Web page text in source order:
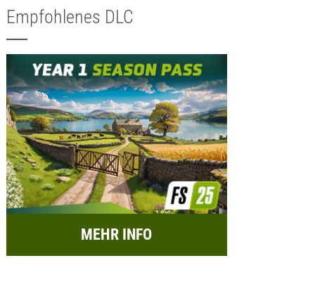
Empfohlenes DLC
MEHR INFO